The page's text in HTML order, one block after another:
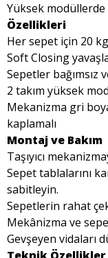
Yüksek modüllerde
Özellikleri
Her sepet için 20
Soft Closing
Sepetler bağımsız
2 takım yüksek
Mekanizma gri
kaplamalı
Montaj ve Bakım
Taşıyıcı
Sepet tablalarını
sabitleyin.
Sepetlerin rahat
Mekânizma ve
Gevşeyen vidaları